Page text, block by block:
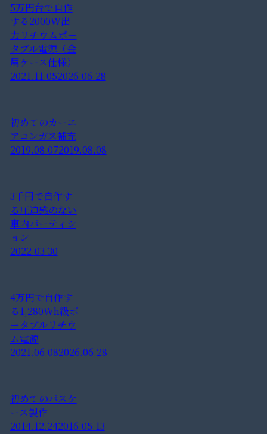
5万円台で自作
する2000W出
力リチウムポー
タブル電源（金
属ケース仕様）
2021.11.052026.06.28
初めてのカーエ
アコンガス補充
2019.08.072019.08.08
3千円で自作す
る圧迫感のない
車内パーティシ
ョン
2022.03.30
4万円で自作す
る1,280Wh級ポ
ータブルリチウ
ム電源
2021.06.082026.06.28
初めてのパスケ
ース製作
2014.12.242016.05.13